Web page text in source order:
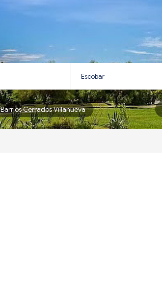
Barrios Cerrados Villanueva